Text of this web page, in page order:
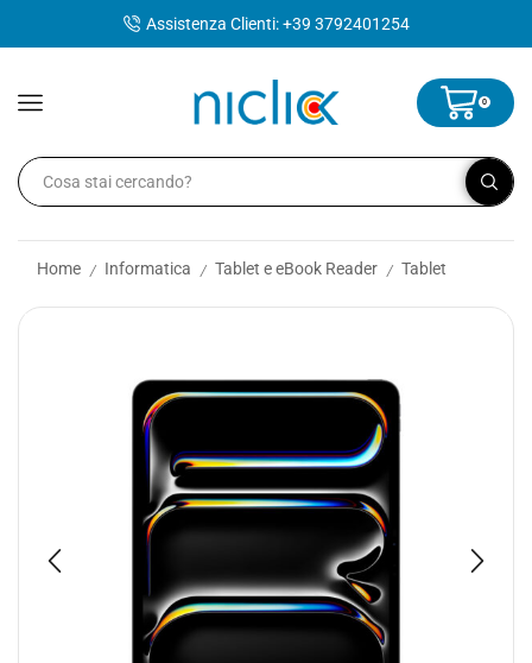
Assistenza Clienti: +39 3792401254
0
Home / Informatica / Tablet e eBook Reader / Tablet